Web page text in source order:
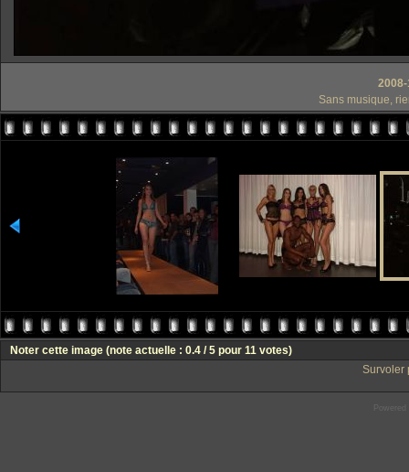
Sans musique,
Noter cette image (note actuelle : 0.4 / 5 pour 11 votes)
Survoler